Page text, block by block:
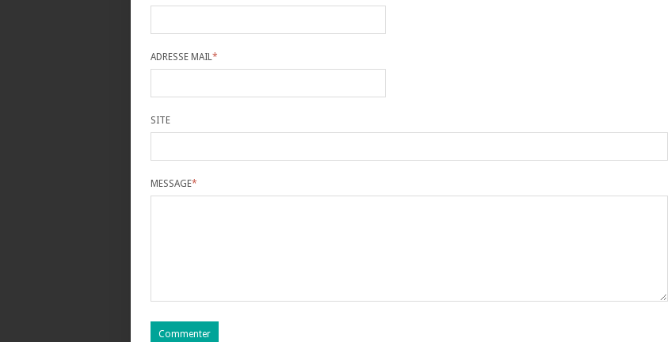
ADRESSE MAIL*
SITE
MESSAGE*